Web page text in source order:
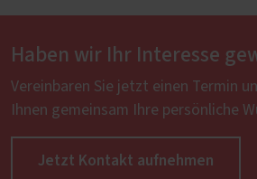
Haben wir Ihr Interesse
Vereinbaren Sie jetzt einen Termin
Ihnen gemeinsam Ihre persönliche
Jetzt Kontakt aufnehmen